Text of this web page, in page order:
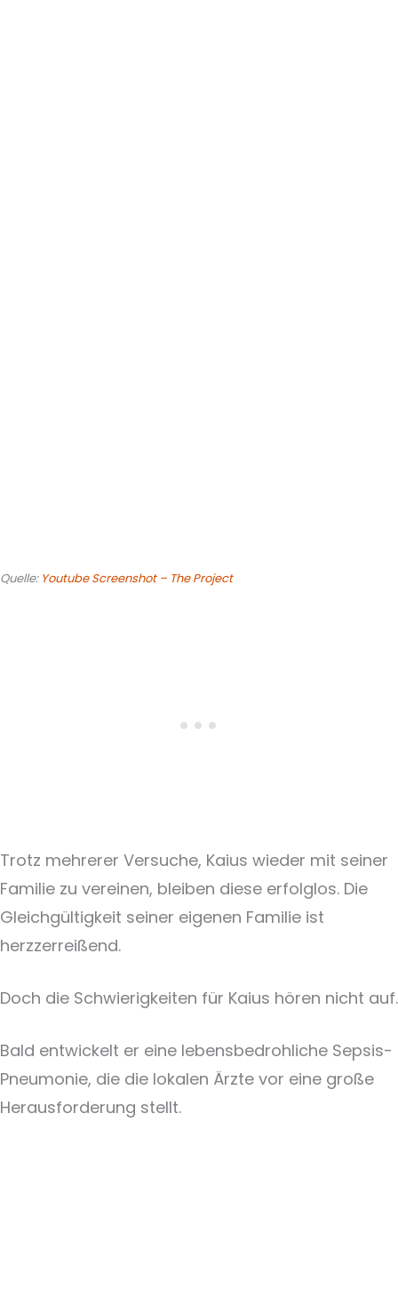
Quelle: Youtube Screenshot – The Project
Trotz mehrerer Versuche, Kaius wieder mit seiner
Familie zu vereinen, bleiben diese erfolglos. Die
Gleichgültigkeit seiner eigenen Familie ist
herzzerreißend.
Doch die Schwierigkeiten für Kaius hören nicht auf.
Bald entwickelt er eine lebensbedrohliche Sepsis-
Pneumonie, die die lokalen Ärzte vor eine große
Herausforderung stellt.